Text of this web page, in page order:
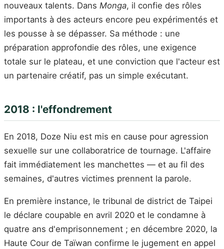
nouveaux talents. Dans Monga, il confie des rôles
importants à des acteurs encore peu expérimentés et
les pousse à se dépasser. Sa méthode : une
préparation approfondie des rôles, une exigence
totale sur le plateau, et une conviction que l'acteur est
un partenaire créatif, pas un simple exécutant.
2018 : l'effondrement
En 2018, Doze Niu est mis en cause pour agression
sexuelle sur une collaboratrice de tournage. L'affaire
fait immédiatement les manchettes — et au fil des
semaines, d'autres victimes prennent la parole.
En première instance, le tribunal de district de Taipei
le déclare coupable en avril 2020 et le condamne à
quatre ans d'emprisonnement ; en décembre 2020, la
Haute Cour de Taïwan confirme le jugement en appel